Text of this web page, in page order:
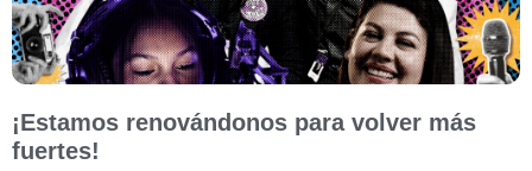
¡Estamos renovándonos para volver más
fuertes!